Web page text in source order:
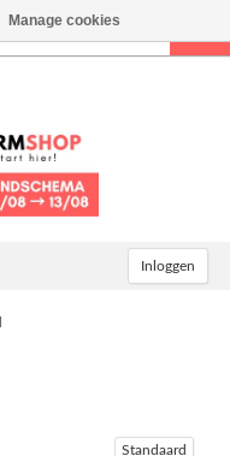
Inloggen
Standaard
Manage cookies